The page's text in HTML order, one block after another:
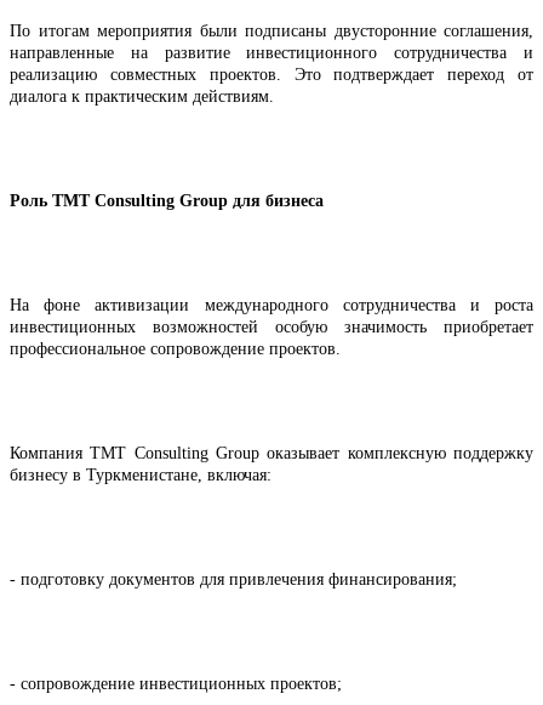
По итогам мероприятия были подписаны двусторонние соглашения,
направленные на развитие инвестиционного сотрудничества и
реализацию совместных проектов. Это подтверждает переход от
диалога к практическим действиям.
Роль TMT Consulting Group для бизнеса
На фоне активизации международного сотрудничества и роста
инвестиционных возможностей особую значимость приобретает
профессиональное сопровождение проектов.
Компания TMT Consulting Group оказывает комплексную поддержку
бизнесу в Туркменистане, включая:
- подготовку документов для привлечения финансирования;
- сопровождение инвестиционных проектов;